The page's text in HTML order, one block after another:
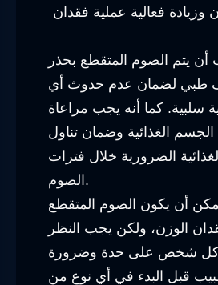
وزيادة فعالية عملية فقدان
يتم الصوم المتقطع بحذر
طبي لضمان عدم حدوث أي
سلبية. كما أنه يجب مراعاة
الجسم الغذائية وضمان تناول
الضرورية خلال فترات
الصوم.
أن يكون الصوم المتقطع
الوزن، ولكن يجب النظر
كل شخص على حدة وضرورة
قبل البدء في أي نوع من